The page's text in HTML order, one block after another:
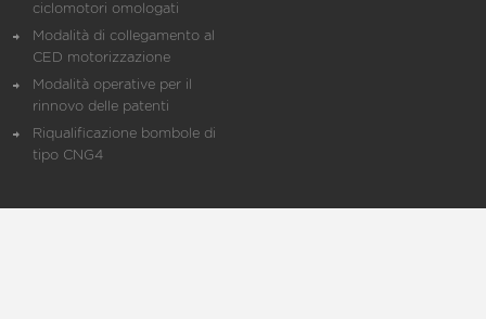
ciclomotori omologati
Modalità di collegamento al
CED motorizzazione
Modalità operative per il
rinnovo delle patenti
Riqualificazione bombole di
tipo CNG4